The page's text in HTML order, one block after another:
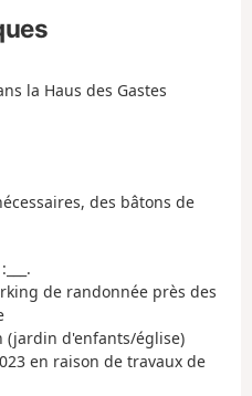
la Haus des Gastes
des bâtons de
de randonnée près des
(jardin d'enfants/église)
en raison de travaux de